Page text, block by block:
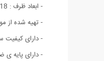
- ابعاد ظرف : 18 در 11 سانتی متر
- تهیه شده از
- دارای کیفیت
- دارای پایه